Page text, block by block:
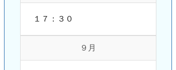
１７：３０
９月